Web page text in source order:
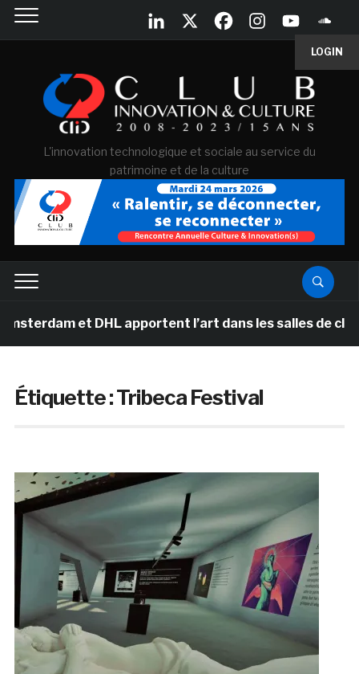
LOGIN
L'innovation technologique et sociale au service du
patrimoine et de la culture
et DHL apportent l’art dans les salles de classe
Étiquette :Tribeca Festival